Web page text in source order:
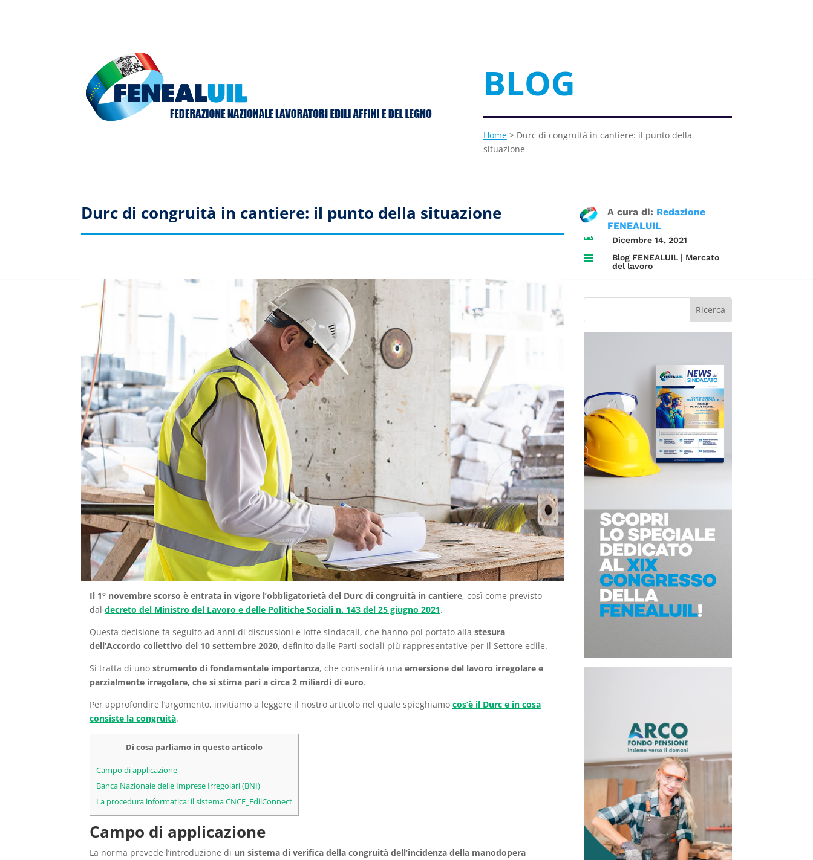
BLOG
Home> Durc di congruità in cantiere: il punto della
situazione
Durc di congruità in cantiere: il punto della situazione A cura di: Redazione
FENEALUIL

Dicembre 14, 2021

Blog FENEALUIL | Mercato
del lavoro
Il 1° novembre scorso è entrata in vigore l’obbligatorietà del Durc di congruità in cantiere, così come previsto
dal decreto del Ministro del Lavoro e delle Politiche Sociali n. 143 del 25 giugno 2021.
Questa decisione fa seguito ad anni di discussioni e lotte sindacali, che hanno poi portato alla stesura
dell’Accordo collettivo del 10 settembre 2020, definito dalle Parti sociali più rappresentative per il Settore edile.
Si tratta di uno strumento di fondamentale importanza, che consentirà una emersione del lavoro irregolare e
parzialmente irregolare, che si stima pari a circa 2 miliardi di euro.
Per approfondire l’argomento, invitiamo a leggere il nostro articolo nel quale spieghiamo cos’è il Durc e in cosa
consiste la congruità.
Di cosa parliamo in questo articolo
Campo di applicazione
Banca Nazionale delle Imprese Irregolari (BNI)
La procedura informatica: il sistema CNCE_EdilConnect
Campo di applicazione
La norma prevede l’introduzione di un sistema di verifica della congruità dell’incidenza della manodopera